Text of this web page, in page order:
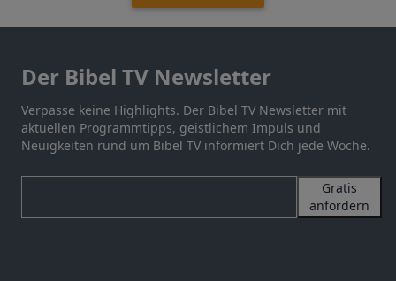
Der Bibel TV Newsletter
Verpasse keine Highlights. Der Bibel TV Newsletter mit
aktuellen Programmtipps, geistlichem Impuls und
Neuigkeiten rund um Bibel TV informiert Dich jede Woche.
Gratis
anfordern